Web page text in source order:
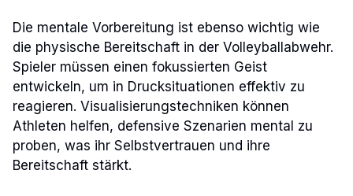
Die mentale Vorbereitung ist ebenso wichtig wie
die physische Bereitschaft in der Volleyballabwehr.
Spieler müssen einen fokussierten Geist
entwickeln, um in Drucksituationen effektiv zu
reagieren. Visualisierungstechniken können
Athleten helfen, defensive Szenarien mental zu
proben, was ihr Selbstvertrauen und ihre
Bereitschaft stärkt.